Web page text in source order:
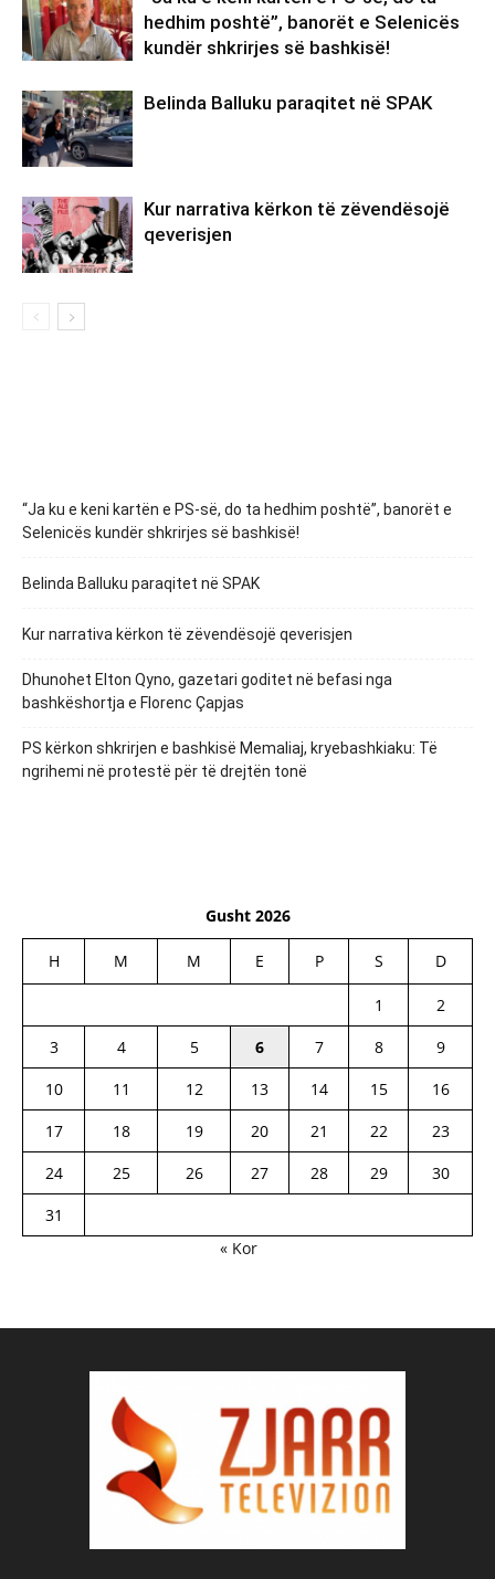
hedhim poshtë”, banorët e Selenicës
kundër shkrirjes së bashkisë!
Belinda Balluku paraqitet në SPAK
Kur narrativa kërkon të zëvendësojë
qeverisjen
“Ja ku e keni kartën e PS-së, do ta hedhim poshtë”, banorët e
Selenicës kundër shkrirjes së bashkisë!
Belinda Balluku paraqitet në SPAK
Kur narrativa kërkon të zëvendësojë qeverisjen
Dhunohet Elton Qyno, gazetari goditet në befasi nga
bashkëshortja e Florenc Çapjas
PS kërkon shkrirjen e bashkisë Memaliaj, kryebashkiaku: Të
ngrihemi në protestë për të drejtën tonë
Gusht 2026
H M M E P S D
1
2
3
4 5 6 7 8
9
10
11 12 13 14 15
16
17
18 19 20 21 22
23
24
25 26 27 28 29
30
31
« Kor